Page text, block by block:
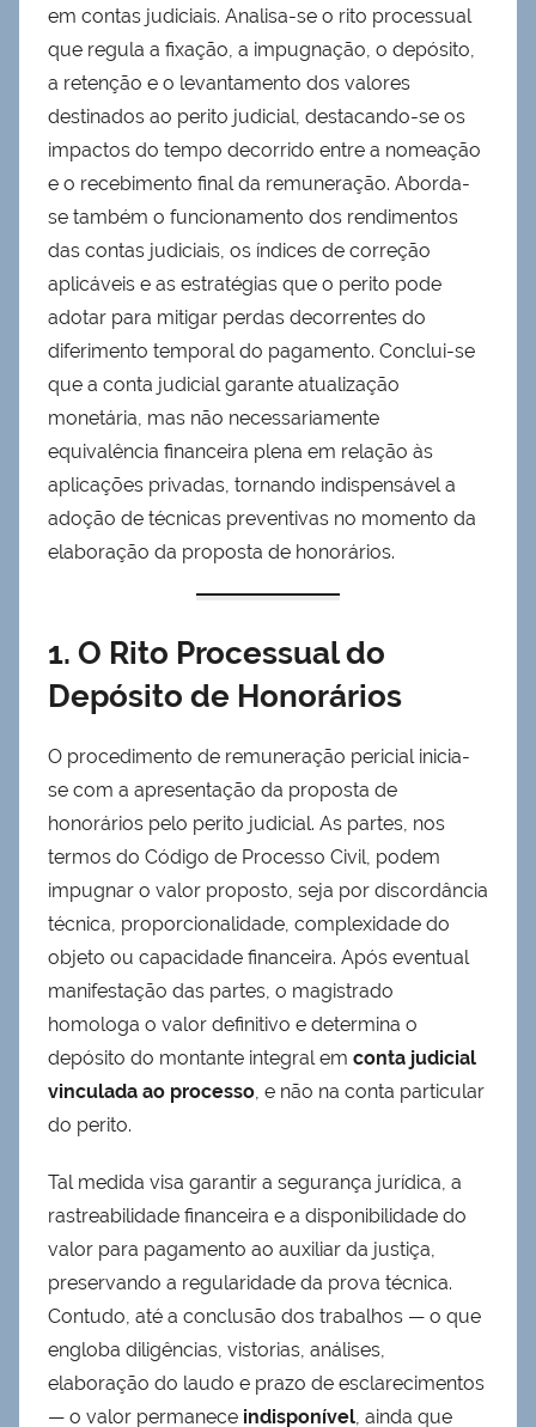
em contas judiciais. Analisa-se o rito processual
que regula a fixação, a impugnação, o depósito,
a retenção e o levantamento dos valores
destinados ao perito judicial, destacando-se os
impactos do tempo decorrido entre a nomeação
e o recebimento final da remuneração. Aborda-
se também o funcionamento dos rendimentos
das contas judiciais, os índices de correção
aplicáveis e as estratégias que o perito pode
adotar para mitigar perdas decorrentes do
diferimento temporal do pagamento. Conclui-se
que a conta judicial garante atualização
monetária, mas não necessariamente
equivalência financeira plena em relação às
aplicações privadas, tornando indispensável a
adoção de técnicas preventivas no momento da
elaboração da proposta de honorários.
1. O Rito Processual do
Depósito de Honorários
O procedimento de remuneração pericial inicia-
se com a apresentação da proposta de
honorários pelo perito judicial. As partes, nos
termos do Código de Processo Civil, podem
impugnar o valor proposto, seja por discordância
técnica, proporcionalidade, complexidade do
objeto ou capacidade financeira. Após eventual
manifestação das partes, o magistrado
homologa o valor definitivo e determina o
depósito do montante integral em conta judicial
vinculada ao processo, e não na conta particular
do perito.
Tal medida visa garantir a segurança jurídica, a
rastreabilidade financeira e a disponibilidade do
valor para pagamento ao auxiliar da justiça,
preservando a regularidade da prova técnica.
Contudo, até a conclusão dos trabalhos — o que
engloba diligências, vistorias, análises,
elaboração do laudo e prazo de esclarecimentos
— o valor permanece indisponível, ainda que